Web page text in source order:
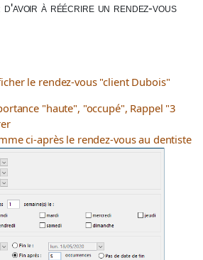
à réécrire un rendez-vous
le rendez-vous "client Dubois"
"haute", "occupé", Rappel "3
ci-après le rendez-vous au dentiste